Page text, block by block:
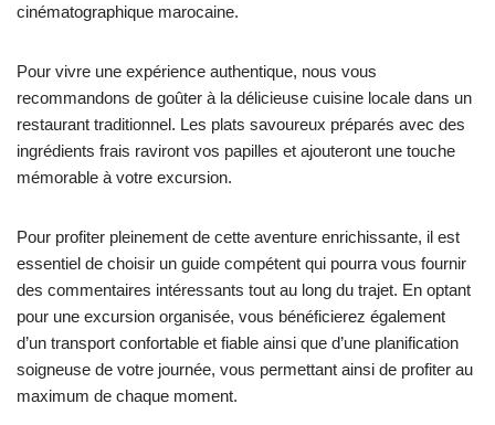
cinématographique marocaine.
Pour vivre une expérience authentique, nous vous
recommandons de goûter à la délicieuse cuisine locale dans un
restaurant traditionnel. Les plats savoureux préparés avec des
ingrédients frais raviront vos papilles et ajouteront une touche
mémorable à votre excursion.
Pour profiter pleinement de cette aventure enrichissante, il est
essentiel de choisir un guide compétent qui pourra vous fournir
des commentaires intéressants tout au long du trajet. En optant
pour une excursion organisée, vous bénéficierez également
d’un transport confortable et fiable ainsi que d’une planification
soigneuse de votre journée, vous permettant ainsi de profiter au
maximum de chaque moment.